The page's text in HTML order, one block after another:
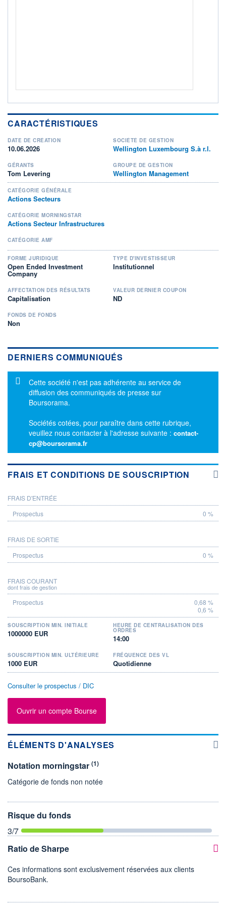
+ PORTEFEUILLE + LISTE
CARACTÉRISTIQUES
DATE DE CRÉATION
10.06.2026
SOCIÉTÉ DE GESTION
Wellington Luxembourg S.à r.l.
GÉRANTS
Tom Levering
GROUPE DE GESTION
Wellington Management
CATÉGORIE GÉNÉRALE
Actions Secteurs
CATÉGORIE MORNINGSTAR
Actions Secteur Infrastructures
CATÉGORIE AMF
FORME JURIDIQUE
Open Ended Investment
Company
TYPE D'INVESTISSEUR
Institutionnel
AFFECTATION DES RÉSULTATS
Capitalisation
VALEUR DERNIER COUPON
ND
FONDS DE FONDS
Non
DERNIERS COMMUNIQUÉS
Message d'information
Cette société n'est pas adhérente au service de
diffusion des communiqués de presse sur
Boursorama.
Sociétés cotées, pour paraître dans cette rubrique,
veuillez nous contacter à l'adresse suivante : contact-
cp@boursorama.fr
FRAIS ET CONDITIONS DE SOUSCRIPTION
PROSPECTUS
FRAIS D'ENTRÉE
0 %
FRAIS DE SORTIE
0 %
FRAIS COURANT
dont frais de gestion
0,68 %
0,6 %
SOUSCRIPTION MIN. INITIALE
1000000 EUR
HEURE DE CENTRALISATION DES
ORDRES
14:00
SOUSCRIPTION MIN. ULTÉRIEURE
1000 EUR
FRÉQUENCE DES VL
Quotidienne
Consulter le prospectus / DIC
Ouvrir un compte Bourse
ÉLÉMENTS D'ANALYSES
Notation morningstar (1)
Catégorie de fonds non notée
Risque du fonds
3/7
Ratio de Sharpe
Ces informations sont exclusivement réservées aux clients
BoursoBank.